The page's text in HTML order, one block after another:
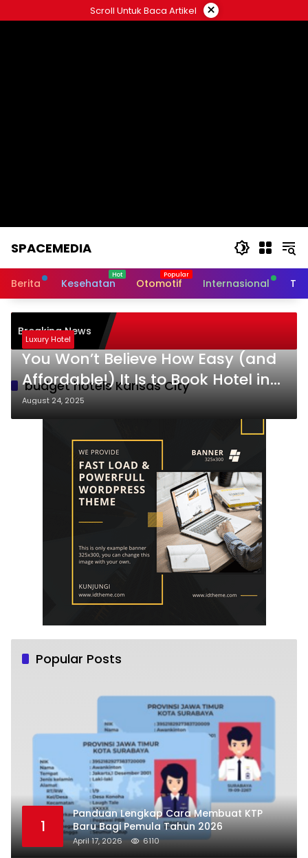
to
Scroll Untuk Baca Artikel ×
SPACEMEDIA
Berita Kesehatan Otomotif Internasional
Breaking News
Pembelajaran Aktif
Sukses
budget hotels Kansas City
Luxury Hotel
You Won’t Believe How Easy (and
Affordable!) It Is to Book Hotel in
Kansas City—Even at Last Minute
August 24, 2025
Popular Posts
1
Panduan Lengkap Cara Membuat KTP
Baru Bagi Pemula Tahun 2026
April 17, 2026 6110